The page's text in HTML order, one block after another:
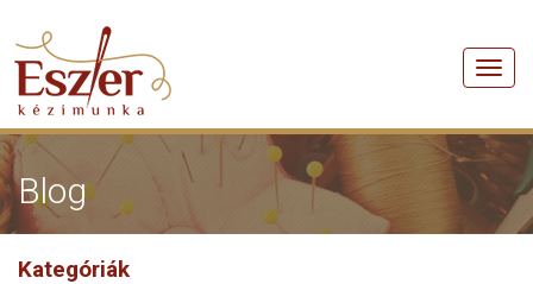
Menü
Blog
Kategóriák